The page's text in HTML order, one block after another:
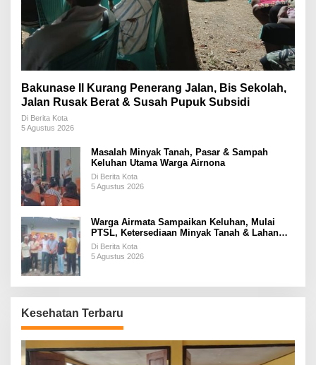
Bakunase II Kurang Penerang Jalan, Bis Sekolah,
Jalan Rusak Berat & Susah Pupuk Subsidi
Di Berita Kota
5 Agustus 2026
Masalah Minyak Tanah, Pasar & Sampah
Keluhan Utama Warga Airnona
Di Berita Kota
5 Agustus 2026
Warga Airmata Sampaikan Keluhan, Mulai
PTSL, Ketersediaan Minyak Tanah & Lahan
Pemakaman
Di Berita Kota
5 Agustus 2026
Kesehatan Terbaru